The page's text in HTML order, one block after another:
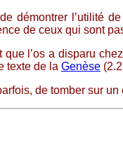
démontrer l’utilité
de ceux qui sont
l’os a disparu
texte de la Genèse
de tomber sur un